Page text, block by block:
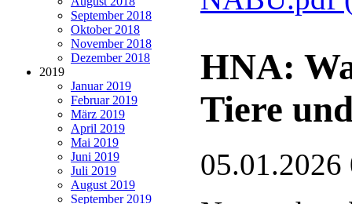
September 2018
Oktober 2018
November 2018
Dezember 2018
2019
Januar 2019
Februar 2019
März 2019
April 2019
Mai 2019
Juni 2019
Juli 2019
August 2019
September 2019
HNA:
Tiere
05.01.2026